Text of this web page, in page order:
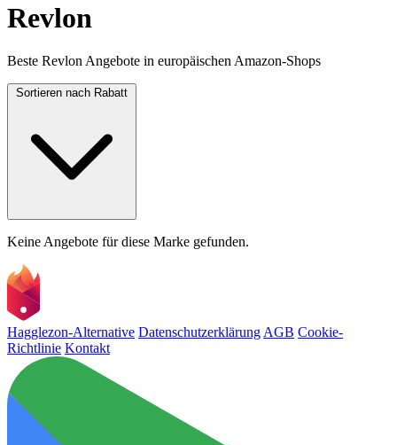
Revlon
Beste Revlon Angebote in europäischen Amazon-Shops
Sortieren nach Rabatt
Keine Angebote für diese Marke gefunden.
Hagglezon-Alternative Datenschutzerklärung AGB Cookie-
Richtlinie Kontakt